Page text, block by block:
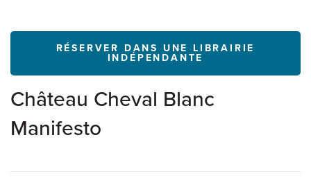
RÉSERVER DANS UNE LIBRAIRIE
INDÉPENDANTE
Château Cheval Blanc
Manifesto